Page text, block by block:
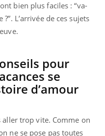
bien plus faciles : “va-
L’arrivée de ces sujets
pour
se
d’amour
aller trop vite. Comme on
ne se pose pas toutes